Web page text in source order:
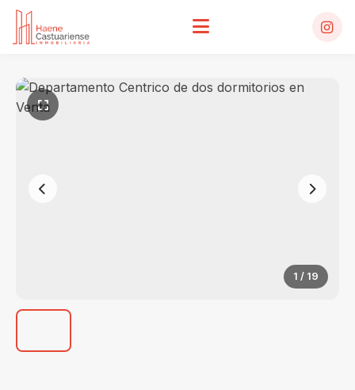
1 / 19